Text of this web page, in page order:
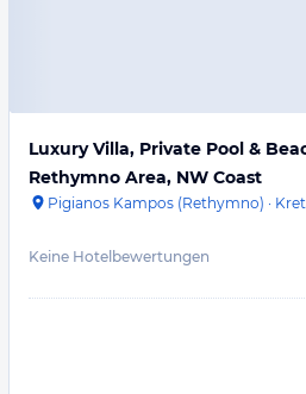
Luxury Villa, Private Pool &
Rethymno Area, NW Coast
Pigianos Kampos (Rethymno) ·
Keine Hotelbewertungen